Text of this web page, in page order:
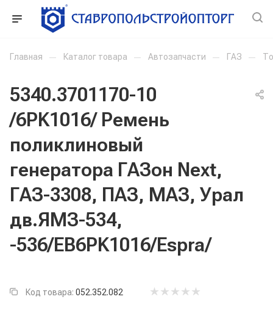
Главная — Каталог товара — Автозапчасти — ГАЗ —
5340.3701170-10
/6PK1016/ Ремень
поликлиновый
генератора ГАЗон Next,
ГАЗ-3308, ПАЗ, МАЗ, Урал
дв.ЯМЗ-534,
-536/EB6PK1016/Espra/
Код товара: 052.352.082